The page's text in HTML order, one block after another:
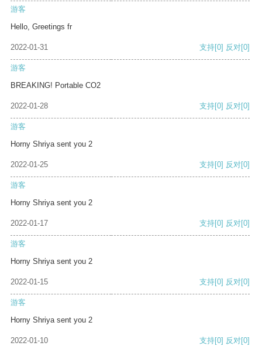
游客
Hello, Greetings fr
2022-01-31 支持[0] 反对[0]
游客
BREAKING! Portable CO2
2022-01-28 支持[0] 反对[0]
游客
Horny Shriya sent you 2
2022-01-25 支持[0] 反对[0]
游客
Horny Shriya sent you 2
2022-01-17 支持[0] 反对[0]
游客
Horny Shriya sent you 2
2022-01-15 支持[0] 反对[0]
游客
Horny Shriya sent you 2
2022-01-10 支持[0] 反对[0]